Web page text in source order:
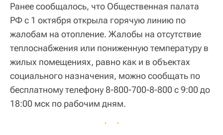
Ранее сообщалось, что Общественная палата
РФ с 1 октября открыла горячую линию по
жалобам на отопление. Жалобы на отсутствие
теплоснабжения или пониженную температуру в
жилых помещениях, равно как и в объектах
социального назначения, можно сообщать по
бесплатному телефону 8-800-700-8-800 с 9:00 до
18:00 мск по рабочим дням.